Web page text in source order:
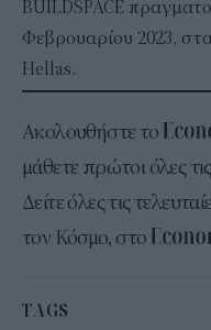
BUILDSPACE
Φεβρουαρίου 2023,
Hellas.
Ακολουθήστε το
μάθετε πρώτοι όλες
Δείτε όλες τις
τον Κόσμο, στο
TAGS